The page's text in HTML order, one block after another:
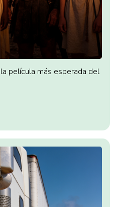
película más esperada del